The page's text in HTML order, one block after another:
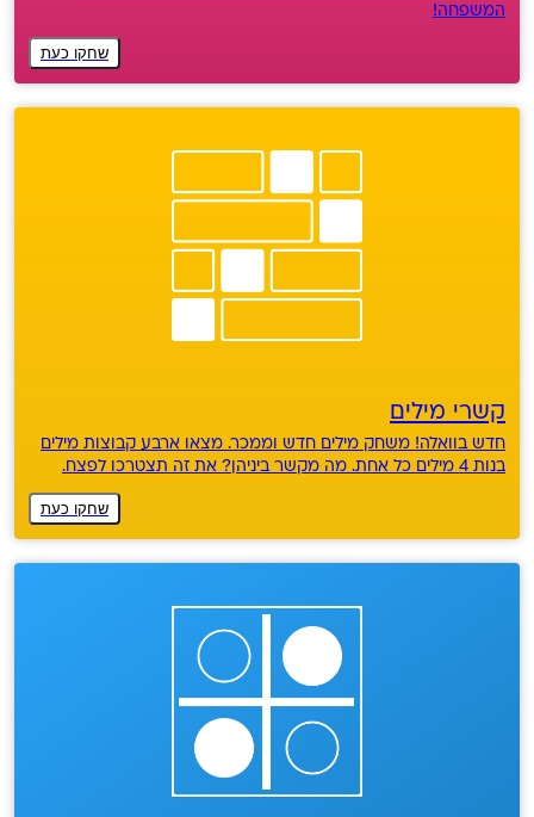
המשפחה!
שחקו כעת
קשרי מילים
חדש בוואלה! משחק מילים חדש וממכר. מצאו ארבע קבוצות מילים
בנות 4 מילים כל אחת. מה מקשר ביניהן? את זה תצטרכו לפצח.
שחקו כעת